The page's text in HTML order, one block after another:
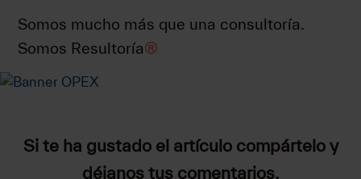
Somos mucho más que una consultoría.
Somos Resultoría®
Si te ha gustado el artículo compártelo y
déjanos tus comentarios.